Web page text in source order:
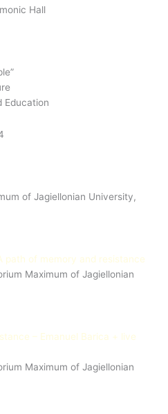
Hall
Education
of Jagiellonian University,
path of memory and resistance
Maximum of Jagiellonian
– Emanuel Barica + live
Maximum of Jagiellonian